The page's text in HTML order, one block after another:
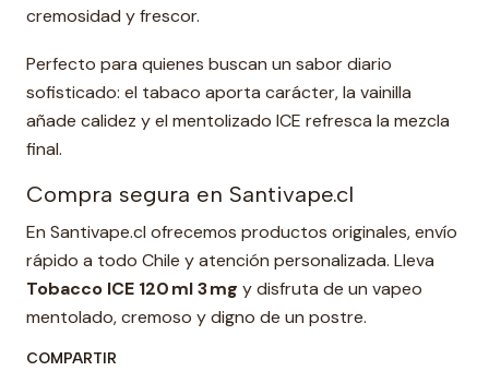
cremosidad y frescor.
Perfecto para quienes buscan un sabor diario
sofisticado: el tabaco aporta carácter, la vainilla
añade calidez y el mentolizado ICE refresca la mezcla
final.
Compra segura en Santivape.cl
En Santivape.cl ofrecemos productos originales, envío
rápido a todo Chile y atención personalizada. Lleva
Tobacco ICE 120 ml 3 mg y disfruta de un vapeo
mentolado, cremoso y digno de un postre.
COMPARTIR